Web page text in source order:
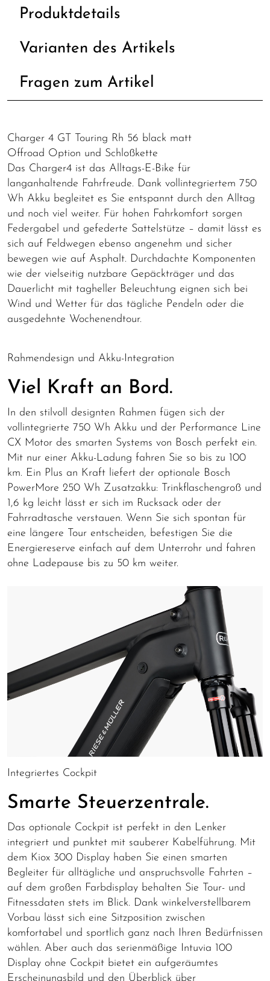
Produktdetails
Varianten des Artikels
Fragen zum Artikel
Charger 4 GT Touring Rh 56 black matt
Offroad Option und Schloßkette
Das Charger4 ist das Alltags-E-Bike für
langanhaltende Fahrfreude. Dank vollintegriertem 750
Wh Akku begleitet es Sie entspannt durch den Alltag
und noch viel weiter. Für hohen Fahrkomfort sorgen
Federgabel und gefederte Sattelstütze – damit lässt es
sich auf Feldwegen ebenso angenehm und sicher
bewegen wie auf Asphalt. Durchdachte Komponenten
wie der vielseitig nutzbare Gepäckträger und das
Dauerlicht mit tagheller Beleuchtung eignen sich bei
Wind und Wetter für das tägliche Pendeln oder die
ausgedehnte Wochenendtour.
Rahmendesign und Akku-Integration
Viel Kraft an Bord.
In den stilvoll designten Rahmen fügen sich der
vollintegrierte 750 Wh Akku und der Performance Line
CX Motor des smarten Systems von Bosch perfekt ein.
Mit nur einer Akku-Ladung fahren Sie so bis zu 100
km. Ein Plus an Kraft liefert der optionale Bosch
PowerMore 250 Wh Zusatzakku: Trinkflaschengroß und
1,6 kg leicht lässt er sich im Rucksack oder der
Fahrradtasche verstauen. Wenn Sie sich spontan für
eine längere Tour entscheiden, befestigen Sie die
Energiereserve einfach auf dem Unterrohr und fahren
ohne Ladepause bis zu 50 km weiter.
Integriertes Cockpit
Smarte Steuerzentrale.
Das optionale Cockpit ist perfekt in den Lenker
integriert und punktet mit sauberer Kabelführung. Mit
dem Kiox 300 Display haben Sie einen smarten
Begleiter für alltägliche und anspruchsvolle Fahrten –
auf dem großen Farbdisplay behalten Sie Tour- und
Fitnessdaten stets im Blick. Dank winkelverstellbarem
Vorbau lässt sich eine Sitzposition zwischen
komfortabel und sportlich ganz nach Ihren Bedürfnissen
wählen. Aber auch das serienmäßige Intuvia 100
Display ohne Cockpit bietet ein aufgeräumtes
Erscheinungsbild und den Überblick über